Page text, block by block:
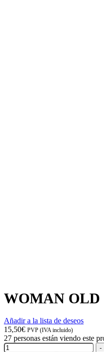
WOMAN OLD
Añadir a la lista de deseos
15,50€ PVP (IVA incluido)
27 personas están viendo este
Cantidad
-